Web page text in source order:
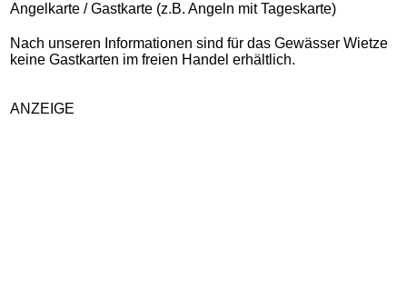
Angelkarte / Gastkarte (z.B. Angeln mit Tageskarte)
Nach unseren Informationen sind für das Gewässer Wietze
keine Gastkarten im freien Handel erhältlich.
ANZEIGE